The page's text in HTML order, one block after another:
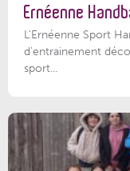
Ernéenne
L'Ernéenne Sport
d'entrainement
sport...